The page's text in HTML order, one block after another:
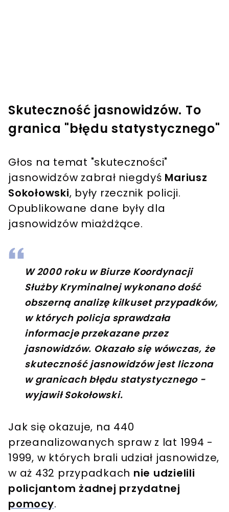
Skuteczność jasnowidzów. To
granica "błędu statystycznego"
Głos na temat "skuteczności"
jasnowidzów zabrał niegdyś Mariusz
Sokołowski, były rzecznik policji.
Opublikowane dane były dla
jasnowidzów miażdżące.
W 2000 roku w Biurze Koordynacji
Służby Kryminalnej wykonano dość
obszerną analizę kilkuset przypadków,
w których policja sprawdzała
informacje przekazane przez
jasnowidzów. Okazało się wówczas, że
skuteczność jasnowidzów jest liczona
w granicach błędu statystycznego -
wyjawił Sokołowski.
Jak się okazuje, na 440
przeanalizowanych spraw z lat 1994 -
1999, w których brali udział jasnowidze,
w aż 432 przypadkach nie udzielili
policjantom żadnej przydatnej
pomocy.